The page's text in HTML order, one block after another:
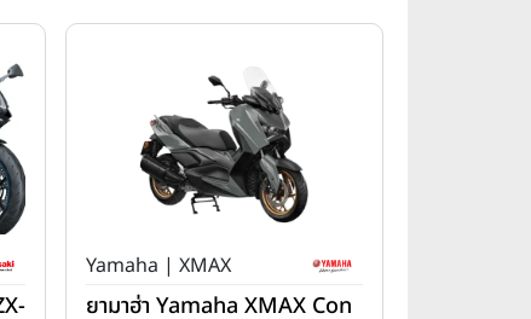
Yamaha | XMAX
ยามาฮ่า Yamaha XMAX Con